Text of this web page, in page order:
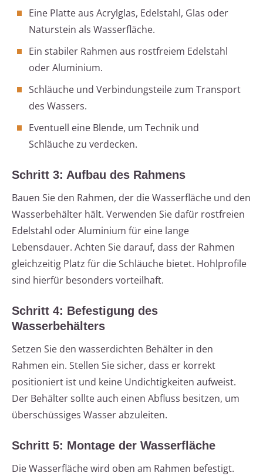
Eine Platte aus Acrylglas, Edelstahl, Glas oder
Naturstein als Wasserfläche.
Ein stabiler Rahmen aus rostfreiem Edelstahl
oder Aluminium.
Schläuche und Verbindungsteile zum Transport
des Wassers.
Eventuell eine Blende, um Technik und
Schläuche zu verdecken.
Schritt 3: Aufbau des Rahmens
Bauen Sie den Rahmen, der die Wasserfläche und den
Wasserbehälter hält. Verwenden Sie dafür rostfreien
Edelstahl oder Aluminium für eine lange
Lebensdauer. Achten Sie darauf, dass der Rahmen
gleichzeitig Platz für die Schläuche bietet. Hohlprofile
sind hierfür besonders vorteilhaft.
Schritt 4: Befestigung des
Wasserbehälters
Setzen Sie den wasserdichten Behälter in den
Rahmen ein. Stellen Sie sicher, dass er korrekt
positioniert ist und keine Undichtigkeiten aufweist.
Der Behälter sollte auch einen Abfluss besitzen, um
überschüssiges Wasser abzuleiten.
Schritt 5: Montage der Wasserfläche
Die Wasserfläche wird oben am Rahmen befestigt.